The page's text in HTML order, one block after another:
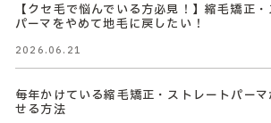
【クセ毛で悩んでいる方必見！】縮毛矯正
パーマをやめて地毛に戻したい！
2026.06.21
毎年かけている縮毛矯正・ストレートパー
せる方法